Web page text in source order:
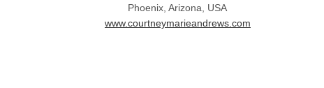
Phoenix, Arizona, USA
www.courtneymarieandrews.com